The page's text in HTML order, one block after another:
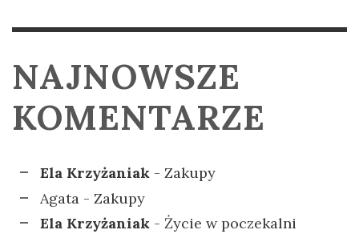
NAJNOWSZE
KOMENTARZE
Ela Krzyżaniak - Zakupy
Agata - Zakupy
Ela Krzyżaniak - Życie w poczekalni